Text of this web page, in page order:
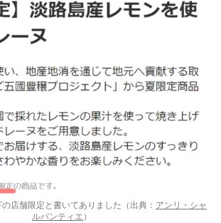
店舗限定と書いてありました（出典： アンリ・シャ
ルパンティエ ）